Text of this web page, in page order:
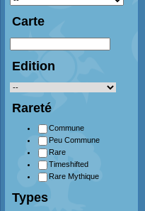
Carte
Edition
Rareté
Commune
Peu Commune
Rare
Timeshifted
Rare Mythique
Types